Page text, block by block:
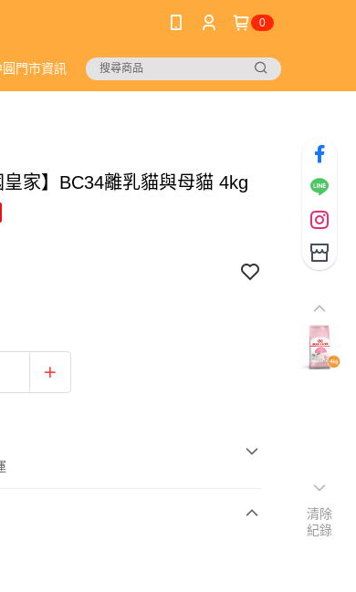
0
門市資訊
皇家】BC34離乳貓與母貓 4kg
清除
紀錄